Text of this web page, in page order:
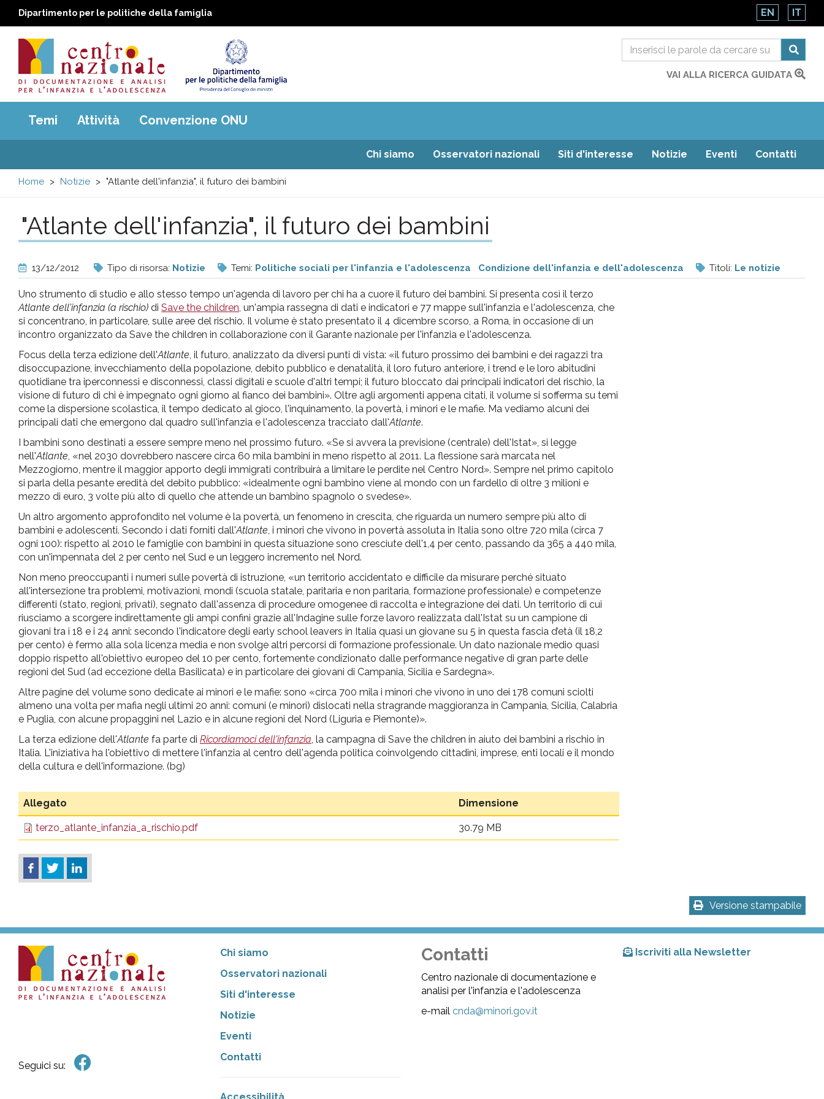
Dipartimento per le politiche della famiglia EN IT
Centro
nazionale
di
e
analisi
pr
l'infanzia
e
l'adolescenza
VAI ALLA RICERCA GUIDATA
Main
menu
Temi Attività Convenzione ONU
Chi siamo Osservatori nazionali Siti d'interesse Notizie Eventi Contatti
Home Notizie "Atlante dell'infanzia", il futuro dei bambini
"Atlante dell'infanzia", il futuro dei bambini
13/12/2012 Tipo di risorsa: Notizie Temi: Politiche sociali per l'infanzia e l'adolescenza Condizione dell'infanzia e dell'adolescenza Titoli: Le notizie
Uno strumento di studio e allo stesso tempo un'agenda di lavoro per chi ha a cuore il futuro dei bambini. Si presenta così il terzo
Atlante dell'infanzia (a rischio) di Save the children , un'ampia rassegna di dati e indicatori e 77 mappe sull'infanzia e l'adolescenza, che
si concentrano, in particolare, sulle aree del rischio. Il volume è stato presentato il 4 dicembre scorso, a Roma, in occasione di un
incontro organizzato da Save the children in collaborazione con il Garante nazionale per l'infanzia e l'adolescenza.
Focus della terza edizione dell'Atlante , il futuro, analizzato da diversi punti di vista: «il futuro prossimo dei bambini e dei ragazzi tra
disoccupazione, invecchiamento della popolazione, debito pubblico e denatalità, il loro futuro anteriore, i trend e le loro abitudini
quotidiane tra iperconnessi e disconnessi, classi digitali e scuole d'altri tempi; il futuro bloccato dai principali indicatori del rischio, la
visione di futuro di chi è impegnato ogni giorno al fianco dei bambini». Oltre agli argomenti appena citati, il volume si sofferma su temi
come la dispersione scolastica, il tempo dedicato al gioco, l'inquinamento, la povertà, i minori e le mafie. Ma vediamo alcuni dei
principali dati che emergono dal quadro sull'infanzia e l'adolescenza tracciato dall'Atlante.
I bambini sono destinati a essere sempre meno nel prossimo futuro. «Se si avvera la previsione (centrale) dell'Istat», si legge
nell'Atlante , «nel 2030 dovrebbero nascere circa 60 mila bambini in meno rispetto al 2011. La flessione sarà marcata nel
Mezzogiorno, mentre il maggior apporto degli immigrati contribuirà a limitare le perdite nel Centro Nord». Sempre nel primo capitolo
si parla della pesante eredità del debito pubblico: «idealmente ogni bambino viene al mondo con un fardello di oltre 3 milioni e
mezzo di euro, 3 volte più alto di quello che attende un bambino spagnolo o svedese».
Un altro argomento approfondito nel volume è la povertà, un fenomeno in crescita, che riguarda un numero sempre più alto di
bambini e adolescenti. Secondo i dati forniti dall'Atlante , i minori che vivono in povertà assoluta in Italia sono oltre 720 mila (circa 7
ogni 100): rispetto al 2010 le famiglie con bambini in questa situazione sono cresciute dell'1,4 per cento, passando da 365 a 440 mila,
con un'impennata del 2 per cento nel Sud e un leggero incremento nel Nord.
Non meno preoccupanti i numeri sulle povertà di istruzione, «un territorio accidentato e difficile da misurare perché situato
all'intersezione tra problemi, motivazioni, mondi (scuola statale, paritaria e non paritaria, formazione professionale) e competenze
differenti (stato, regioni, privati), segnato dall'assenza di procedure omogenee di raccolta e integrazione dei dati. Un territorio di cui
riusciamo a scorgere indirettamente gli ampi confini grazie all'Indagine sulle forze lavoro realizzata dall'Istat su un campione di
giovani tra i 18 e i 24 anni: secondo l'indicatore degli early school leavers in Italia quasi un giovane su 5 in questa fascia d’età (il 18,2
per cento) è fermo alla sola licenza media e non svolge altri percorsi di formazione professionale. Un dato nazionale medio quasi
doppio rispetto all'obiettivo europeo del 10 per cento, fortemente condizionato dalle performance negative di gran parte delle
regioni del Sud (ad eccezione della Basilicata) e in particolare dei giovani di Campania, Sicilia e Sardegna».
Altre pagine del volume sono dedicate ai minori e le mafie: sono «circa 700 mila i minori che vivono in uno dei 178 comuni sciolti
almeno una volta per mafia negli ultimi 20 anni: comuni (e minori) dislocati nella stragrande maggioranza in Campania, Sicilia, Calabria
e Puglia, con alcune propaggini nel Lazio e in alcune regioni del Nord (Liguria e Piemonte)».
La terza edizione dell'Atlante fa parte di Ricordiamoci dell'infanzia , la campagna di Save the children in aiuto dei bambini a rischio in
Italia. L'iniziativa ha l'obiettivo di mettere l'infanzia al centro dell'agenda politica coinvolgendo cittadini, imprese, enti locali e il mondo
della cultura e dell'informazione. (bg)
Allegato Dimensione
terzo_atlante_infanzia_a_rischio.pdf 30.79 MB
Versione stampabile
Seguici su:
Chi siamo
Osservatori nazionali
Siti d'interesse
Notizie
Eventi
Contatti
Contatti
Centro nazionale di documentazione e
analisi per l'infanzia e l'adolescenza
e-mailcnda@minori.gov.it
Iscriviti alla Newsletter